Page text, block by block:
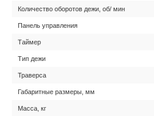
Количество оборотов дежи, об/ мин
Панель управления
Таймер
Тип дежи
Траверса
Габаритные размеры, мм
Масса, кг